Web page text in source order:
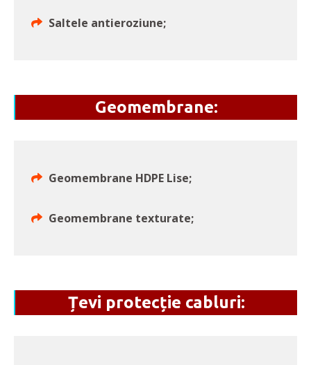
Saltele antieroziune;
Geomembrane:
Geomembrane HDPE Lise;
Geomembrane texturate;
Țevi protecție cabluri: